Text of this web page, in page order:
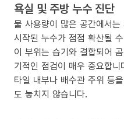
욕실 및 주방 누수 진단
물 사용량이 많은 공간에서
시작된 누수가 점점 확산될
이 부위는 습기와 결합되어
기적인 점검이 매우 중요합니
타일 내부나 배수관 주위 등
도 놓치지 않습니다.